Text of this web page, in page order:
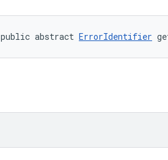
public abstract ErrorIdentifier